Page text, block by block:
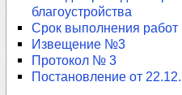
благоустройства
Срок выполнения работ
Извещение №3
Протокол № 3
Постановление от